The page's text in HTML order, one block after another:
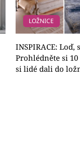
LOŽNICE
INSPIRACE:
Prohlédněte si
si lidé dali do